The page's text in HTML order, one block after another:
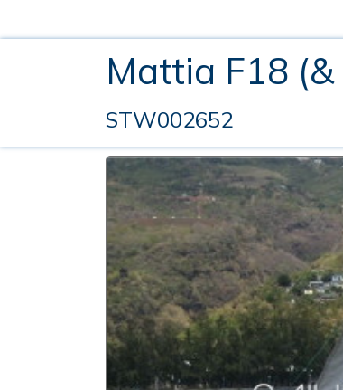
Mattia F18 (&
STW002652